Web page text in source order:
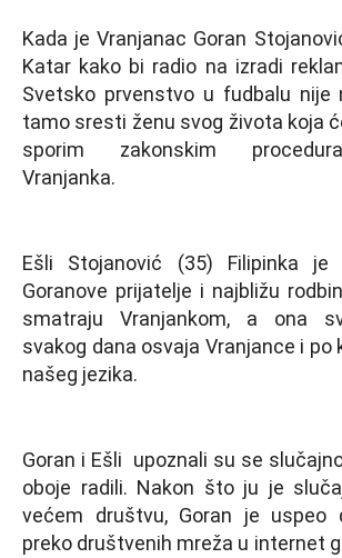
Kada je Vranjanac Goran
Katar kako bi radio na izradi
Svetsko prvenstvo u fudbalu
tamo sresti ženu svog života koja
sporim zakonskim
Vranjanka.
Ešli Stojanović (35) Filipinka je
Goranove prijatelje i najbližu
smatraju Vranjankom, a ona
svakog dana osvaja Vranjance i po
našeg jezika.
Goran i Ešli upoznali su se
oboje radili. Nakon što ju je
većem društvu, Goran je uspeo
preko društvenih mreža u internet